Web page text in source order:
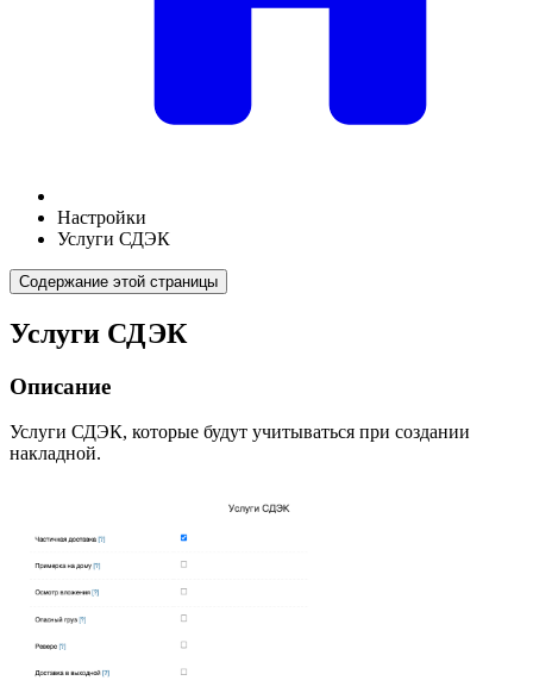
Настройки
Услуги СДЭК
Содержание этой страницы
Услуги СДЭК
Описание
Услуги СДЭК, которые будут учитываться при создании
накладной.